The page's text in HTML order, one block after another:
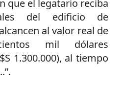
que el legatario reciba
del edificio de
al valor real de
mil dólares
1.300.000), al tiempo